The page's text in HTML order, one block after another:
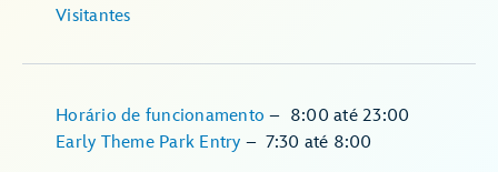
Visitantes
Early Theme Park Entry –7:30 até 8:00
Horário de funcionamento– 8:00 até 23:00